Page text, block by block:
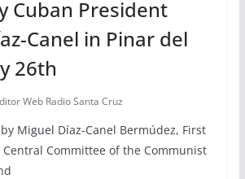
Cuban President
Canel in Pinar del
26th
Web Radio Santa Cruz
Miguel Díaz-Canel Bermúdez, First
Committee of the Communist